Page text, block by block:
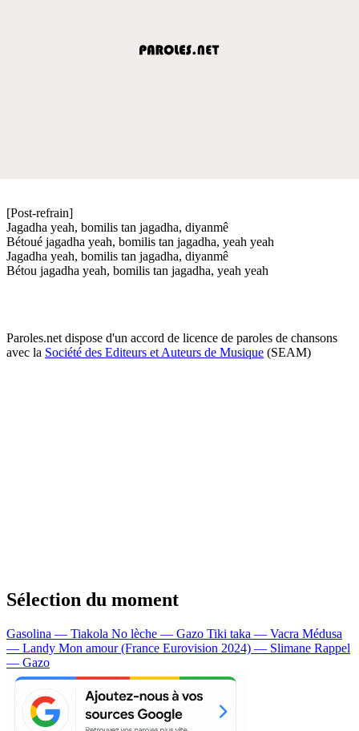
[Post-refrain]
Jagadha yeah, bomilis tan jagadha, diyanmê
Bétoué jagadha yeah, bomilis tan jagadha, yeah yeah
Jagadha yeah, bomilis tan jagadha, diyanmê
Bétou jagadha yeah, bomilis tan jagadha, yeah yeah
Paroles.net dispose d'un accord de licence de paroles de chansons
avec la Société des Editeurs et Auteurs de Musique (SEAM)
Sélection du moment
Gasolina — Tiakola No lèche — Gazo Tiki taka — Vacra Médusa
— Landy Mon amour (France Eurovision 2024) — Slimane Rappel
— Gazo